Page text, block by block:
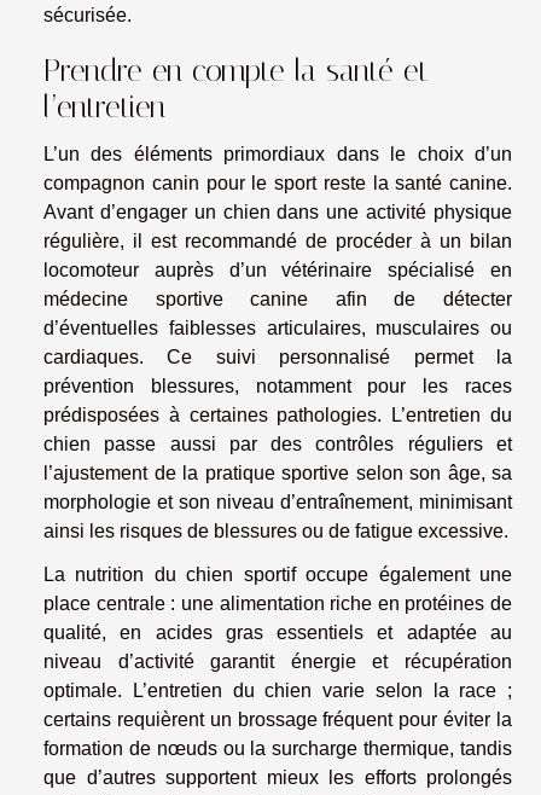
sécurisée.
Prendre en compte la santé et
l’entretien
L’un des éléments primordiaux dans le choix d’un
compagnon canin pour le sport reste la santé canine.
Avant d’engager un chien dans une activité physique
régulière, il est recommandé de procéder à un bilan
locomoteur auprès d’un vétérinaire spécialisé en
médecine sportive canine afin de détecter
d’éventuelles faiblesses articulaires, musculaires ou
cardiaques. Ce suivi personnalisé permet la
prévention blessures, notamment pour les races
prédisposées à certaines pathologies. L’entretien du
chien passe aussi par des contrôles réguliers et
l’ajustement de la pratique sportive selon son âge, sa
morphologie et son niveau d’entraînement, minimisant
ainsi les risques de blessures ou de fatigue excessive.
La nutrition du chien sportif occupe également une
place centrale : une alimentation riche en protéines de
qualité, en acides gras essentiels et adaptée au
niveau d’activité garantit énergie et récupération
optimale. L’entretien du chien varie selon la race ;
certains requièrent un brossage fréquent pour éviter la
formation de nœuds ou la surcharge thermique, tandis
que d’autres supportent mieux les efforts prolongés